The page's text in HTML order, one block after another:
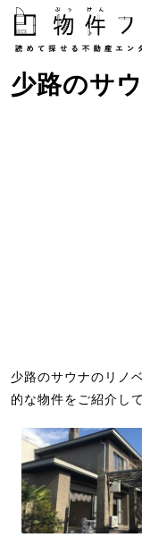
少路のサ
少路のサウナのリノ
的な物件をご紹介し